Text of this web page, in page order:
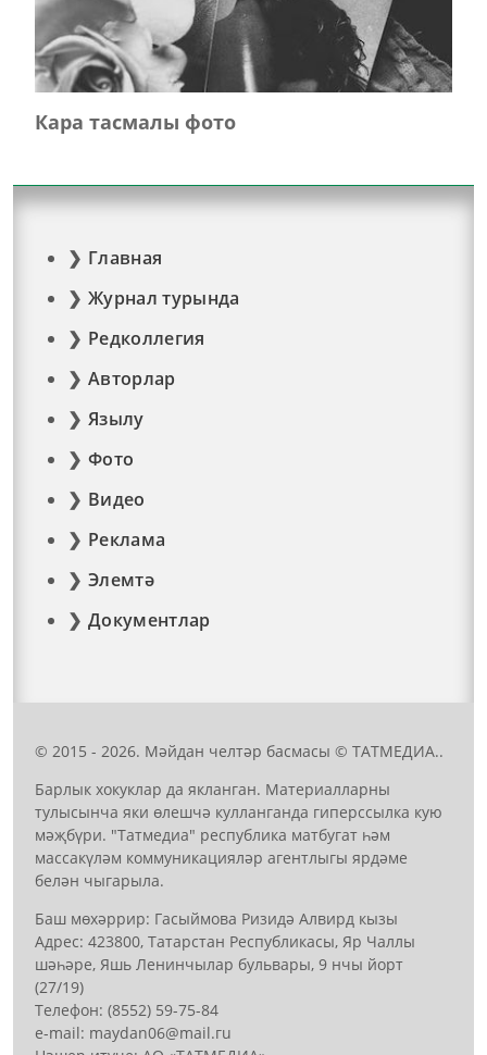
Кара тасмалы фото
Главная
Журнал турында
Редколлегия
Авторлар
Язылу
Фото
Видео
Реклама
Элемтә
Документлар
© 2015 - 2026. Мәйдан челтәр басмасы © ТАТМЕДИА..
Барлык хокуклар да якланган. Материалларны
тулысынча яки өлешчә кулланганда гиперссылка кую
мәҗбүри. "Татмедиа" республика матбугат һәм
массакүләм коммуникацияләр агентлыгы ярдәме
белән чыгарыла.
Баш мөхәррир: Гасыймова Ризидә Алвирд кызы
Адрес: 423800, Татарстан Республикасы, Яр Чаллы
шәһәре, Яшь Ленинчылар бульвары, 9 нчы йорт
(27/19)
Телефон: (8552) 59-75-84
е-mail: mауdаn06@mail.гu